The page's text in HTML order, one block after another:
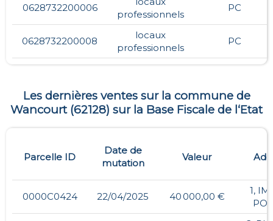
0628732200006
professionnels
PC
0628732200008
locaux
professionnels
PC
Les dernières ventes sur la commune de
Wancourt(62128) sur la Base Fiscale de l‘Etat
Parcelle ID
Date de
mutation
Valeur
0000C0424 22/04/2025 40 000,00 €
1,